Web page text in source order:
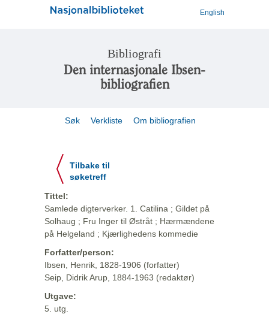
English
Bibliografi
Den internasjonale Ibsen-
bibliografien
Søk Verkliste Om bibliografien
Tilbake til
søketreff
Tittel:
Samlede digterverker. 1. Catilina ; Gildet på
Solhaug ; Fru Inger til Østråt ; Hærmændene
på Helgeland ; Kjærlighedens kommedie
Forfatter/person:
Ibsen, Henrik, 1828-1906 (forfatter)
Seip, Didrik Arup, 1884-1963 (redaktør)
Utgave:
5. utg.